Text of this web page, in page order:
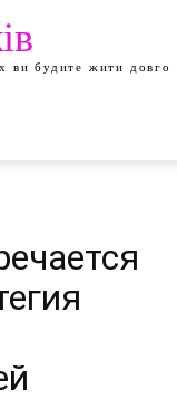
ви будите жити довго